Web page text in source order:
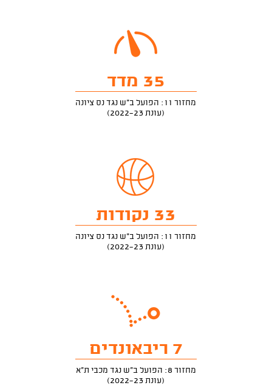
35 מדד
מחזור 11: הפועל ב"ש נגד נס ציונה
(עונת 2022-23)
33 נקודות
מחזור 11: הפועל ב"ש נגד נס ציונה
(עונת 2022-23)
7 ריבאונדים
מחזור 8: הפועל ב"ש נגד מכבי ת"א
(עונת 2022-23)